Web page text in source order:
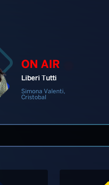
ON AIR
Liberi Tutti
Simona Valenti,
Cristobal